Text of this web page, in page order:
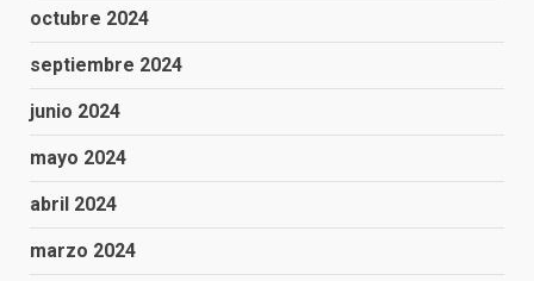
octubre 2024
septiembre 2024
junio 2024
mayo 2024
abril 2024
marzo 2024